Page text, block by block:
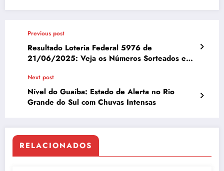
Previous post
Resultado Loteria Federal 5976 de
21/06/2025: Veja os Números Sorteados e
Next post
Nível do Guaíba: Estado de Alerta no Rio
Grande do Sul com Chuvas Intensas
RELACIONADOS